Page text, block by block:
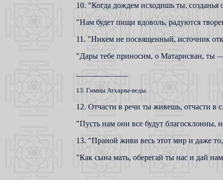
10. "Когда дождем исходишь ты, созданья
"Нам будет пищи вдоволь, радуются
11. "Никем не посвященный, источник
"Дары тебе приносим, о Матарисван, ты
13. Гимны Атхарва-веды.
12. Отчасти в речи ты живешь, отчасти в
"Пусть нам они все будут благосклонны,
13. "Праной живи весь этот мир и даже
"Как сына мать, оберегай ты нас и дай